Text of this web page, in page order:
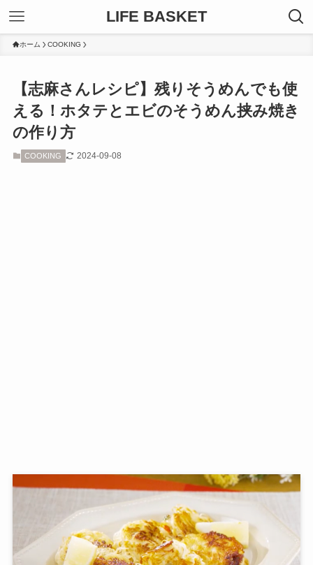
LIFE BASKET
ホーム COOKING
【志麻さんレシピ】残りそうめんでも使
える！ホタテとエビのそうめん挟み焼き
の作り方
COOKING 2024-09-08